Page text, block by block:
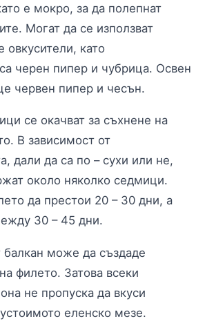
е мокро, за да полепнат
Могат да се използват
овкусители, като
черен пипер и чубрица. Освен
червен пипер и чесън.
се окачват за съхнене на
В зависимост от
дали да са по – сухи или не,
около няколко седмици.
да престои 20 – 30 дни, а
30 – 45 дни.
балкан може да създаде
филето. Затова всеки
не пропуска да вкуси
еленско мезе.